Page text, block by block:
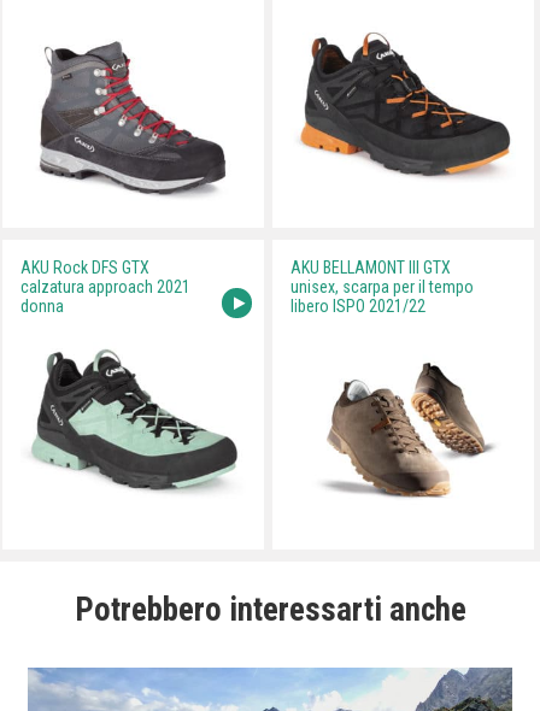
AKU Rock DFS GTX
calzatura approach 2021
donna
AKU BELLAMONT III GTX
unisex, scarpa per il tempo
libero ISPO 2021/22
Potrebbero interessarti anche